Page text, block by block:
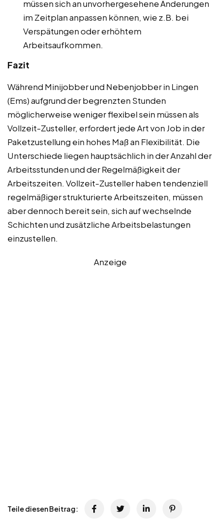
müssen sich an unvorhergesehene Änderungen
im Zeitplan anpassen können, wie z.B. bei
Verspätungen oder erhöhtem
Arbeitsaufkommen.
Fazit
Während Minijobber und Nebenjobber in Lingen
(Ems) aufgrund der begrenzten Stunden
möglicherweise weniger flexibel sein müssen als
Vollzeit-Zusteller, erfordert jede Art von Job in der
Paketzustellung ein hohes Maß an Flexibilität. Die
Unterschiede liegen hauptsächlich in der Anzahl der
Arbeitsstunden und der Regelmäßigkeit der
Arbeitszeiten. Vollzeit-Zusteller haben tendenziell
regelmäßiger strukturierte Arbeitszeiten, müssen
aber dennoch bereit sein, sich auf wechselnde
Schichten und zusätzliche Arbeitsbelastungen
einzustellen.
Anzeige
Teile diesen Beitrag: